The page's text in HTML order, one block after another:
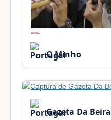
O Minho
Gazeta Da Beira